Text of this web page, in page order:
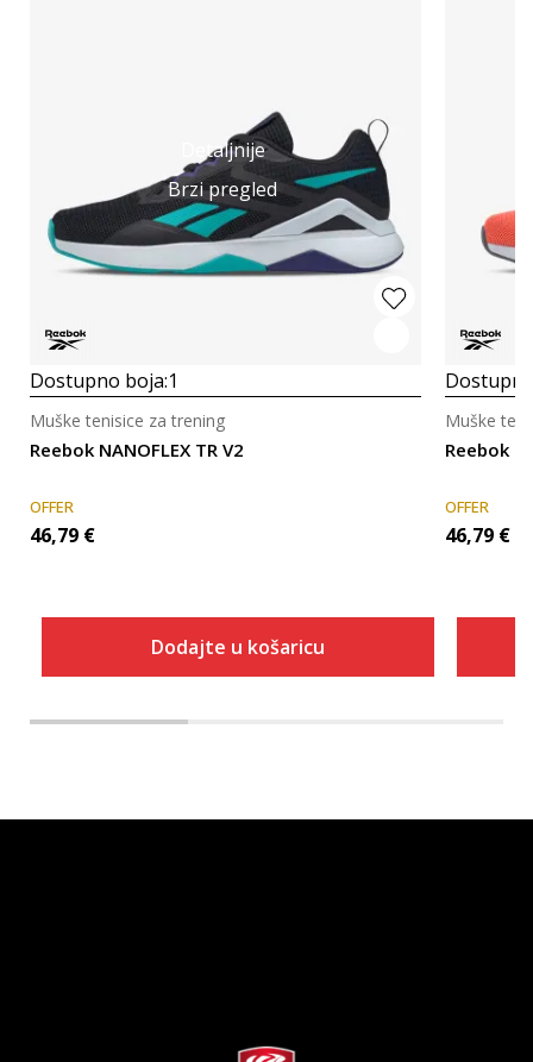
Detaljnije
Brzi pregled
Dostupno boja:1
Reebok NANOFLEX TR V2
Muške tenisice za trening
OFFER
46,79 €
Dodajte u košaricu
Reebok
Muške
OFFER
46,79 €